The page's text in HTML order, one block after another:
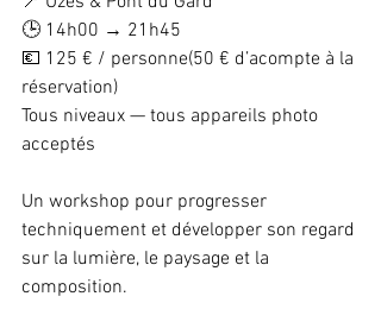
🕒 14h00 → 21h45
💶 125 € / personne(50 € d’acompte à la
réservation)
Tous niveaux — tous appareils photo
acceptés
Un workshop pour progresser
techniquement et développer son regard
sur la lumière, le paysage et la
composition.